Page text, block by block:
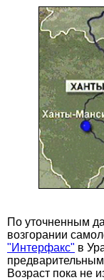
По уточненным
возгорании
"Интерфакс" в
Возраст пока не